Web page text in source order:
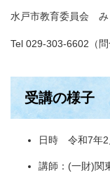
水戸市教育委員会 み
Tel 029-303-6602（
受講の様子
日時 令和7年2
講師：(一財)